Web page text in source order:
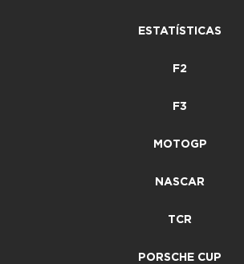
ESTATÍSTICAS
F2
F3
MOTOGP
NASCAR
TCR
PORSCHE CUP